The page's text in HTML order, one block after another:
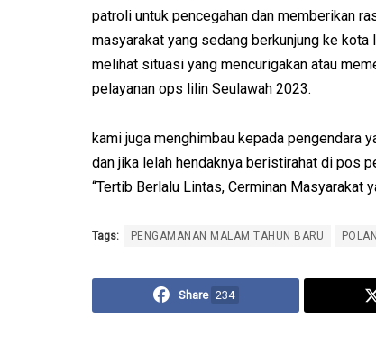
patroli untuk pencegahan dan memberikan
masyarakat yang sedang berkunjung ke
melihat situasi yang mencurigakan atau
pelayanan ops lilin Seulawah 2023.
kami juga menghimbau kepada pengendara
dan jika lelah hendaknya beristirahat di pos
“Tertib Berlalu Lintas, Cerminan Masyarakat
Tags: PENGAMANAN MALAM TAHUN BARU
Share 234